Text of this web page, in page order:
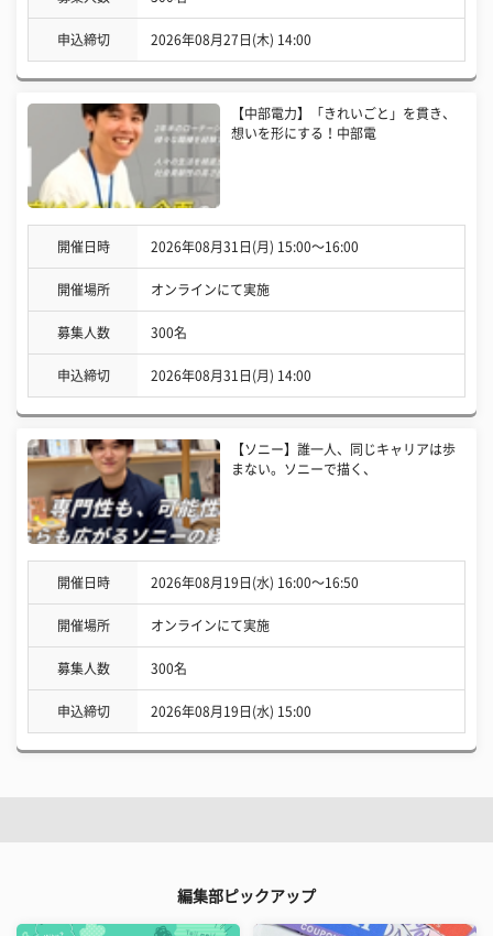
申込締切 2026年08月27日(木) 14:00
【中部電力】「きれいごと」を貫き、
想いを形にする！中部電
開催日時 2026年08月31日(月) 15:00〜16:00
開催場所 オンラインにて実施
募集人数 300名
申込締切 2026年08月31日(月) 14:00
【ソニー】誰一人、同じキャリアは歩
まない。ソニーで描く、
開催日時 2026年08月19日(水) 16:00〜16:50
開催場所 オンラインにて実施
募集人数 300名
申込締切 2026年08月19日(水) 15:00
編集部ピックアップ